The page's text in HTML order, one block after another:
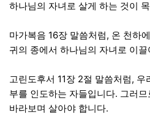
하나님의 자녀로 살게 하는 것이
마가복음 16장 말씀처럼, 온 천하
귀의 종에서 하나님의 자녀로 이
고린도후서 11장 2절 말씀처럼,
부를 인도하는 자들입니다. 그러
바라보며 살아야 합니다.